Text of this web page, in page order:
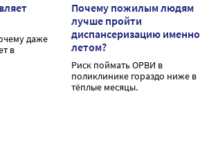
даже
в
Почему пожилым людям
лучше пройти
диспансеризацию именно
летом?
Риск поймать ОРВИ в
поликлинике гораздо ниже в
тёплые месяцы.